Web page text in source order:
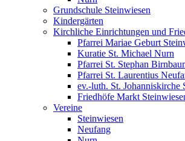
Grundschule Steinwiesen
Kindergärten
Kirchliche Einrichtungen und
Pfarrei Mariae Geburt
Kuratie St. Michael Nurn
Pfarrei St. Stephan
Pfarrei St. Laurentius
ev.-luth. St. Johanniskirche
Friedhöfe Markt
Vereine
Steinwiesen
Neufang